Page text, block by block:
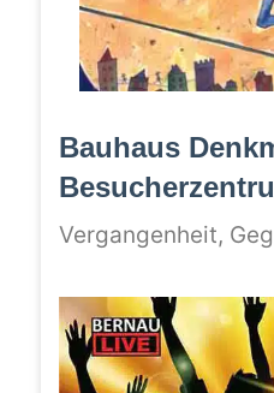
Bauhaus
Vergangenheit,